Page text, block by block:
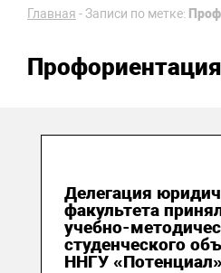
Главная -Записи по метке:
Профориентация
Делегация
факультета
учебно-
студенческого
ННГУ «Потенциал»